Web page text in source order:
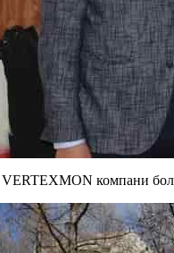
компани